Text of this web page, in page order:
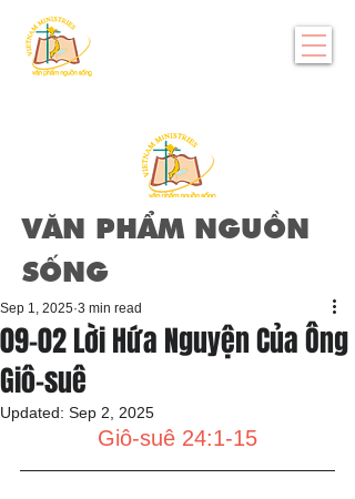
VĂN PHẨM NGUỒN
SỐNG
09-02 Lời Hứa Nguyện Của Ông
Giô-suê
Sep 1, 2025 3 min read
Updated: Sep 2, 2025
Giô-suê 24:1-15